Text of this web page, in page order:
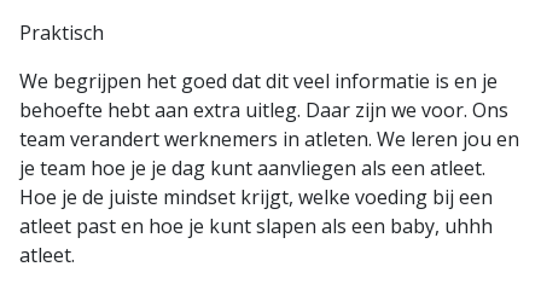
Praktisch
We begrijpen het goed dat dit veel informatie is en je
behoefte hebt aan extra uitleg. Daar zijn we voor. Ons
team verandert werknemers in atleten. We leren jou en
je team hoe je je dag kunt aanvliegen als een atleet.
Hoe je de juiste mindset krijgt, welke voeding bij een
atleet past en hoe je kunt slapen als een baby, uhhh
atleet.